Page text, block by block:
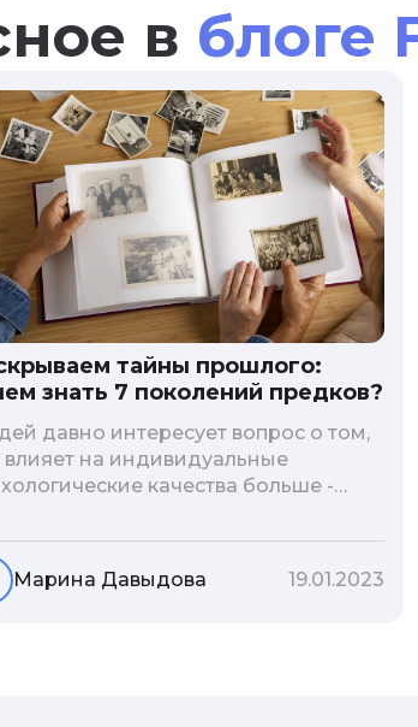
в блоге
тайны прошлого:
знать 7 поколений предков?
давно интересует вопрос о том,
влияет на индивидуальные
качества больше -
В астрологической практике
понятие геноскоп - влияние
поколений предков на судьбу
Марина Давыдова 19.01.2023